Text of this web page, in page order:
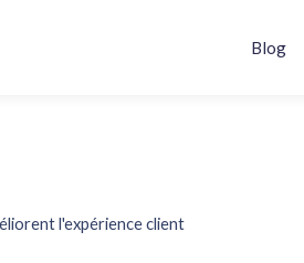
Blog
l'expérience client